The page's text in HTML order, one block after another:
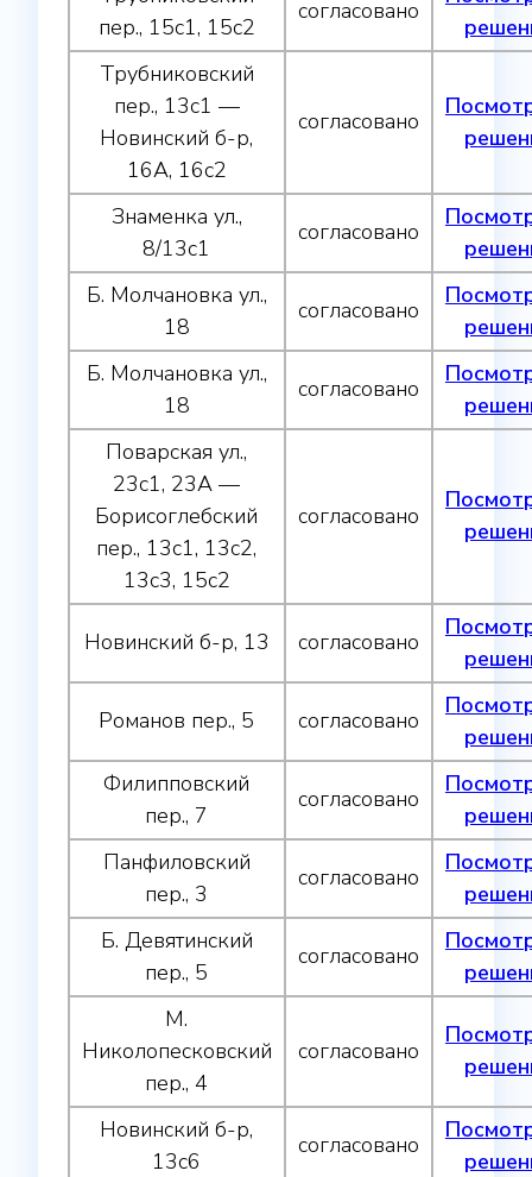
пер., 15с1, 15с2
согласовано
Трубниковский
пер., 13с1 —
Новинский б-р,
16А, 16с2
согласовано
Знаменка ул.,
8/13с1
согласовано
Б. Молчановка ул.,
18
согласовано
Б. Молчановка ул.,
18
согласовано
Поварская ул.,
23с1, 23А —
Борисоглебский
пер., 13с1, 13с2,
13с3, 15с2
согласовано
Новинский б-р, 13 согласовано
Романов пер., 5 согласовано
Филипповский
пер., 7
согласовано
Панфиловский
пер., 3
согласовано
Б. Девятинский
пер., 5
согласовано
М.
Николопесковский
пер., 4
согласовано
Новинский б-р,
13с6
согласовано